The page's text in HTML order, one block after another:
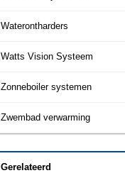
Waterontharders
Watts Vision Systeem
Zonneboiler systemen
Zwembad verwarming
Gerelateerd